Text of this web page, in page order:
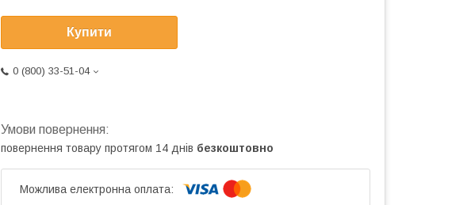
Купити
0 (800) 33-51-04
повернення товару протягом 14 днів безкоштовно